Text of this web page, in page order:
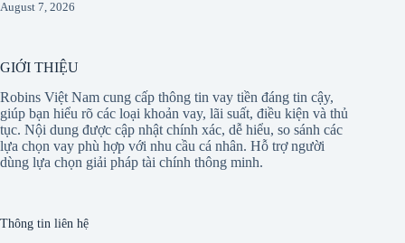
August 7, 2026
GIỚI THIỆU
Robins Việt Nam cung cấp thông tin vay tiền đáng tin cậy,
giúp bạn hiểu rõ các loại khoản vay, lãi suất, điều kiện và thủ
tục. Nội dung được cập nhật chính xác, dễ hiểu, so sánh các
lựa chọn vay phù hợp với nhu cầu cá nhân. Hỗ trợ người
dùng lựa chọn giải pháp tài chính thông minh.
Thông tin liên hệ